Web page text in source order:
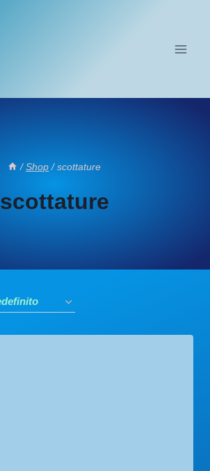
/ Shop / scottature
scottature